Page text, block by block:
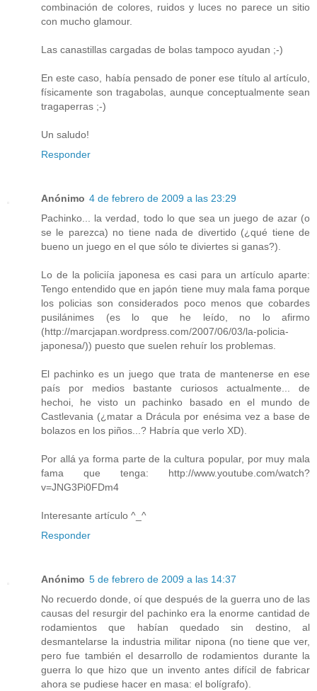
combinación de colores, ruidos y luces no parece un sitio
con mucho glamour.
Las canastillas cargadas de bolas tampoco ayudan ;-)
En este caso, había pensado de poner ese título al artículo,
físicamente son tragabolas, aunque conceptualmente sean
tragaperras ;-)
Un saludo!
Responder
Anónimo 4 de febrero de 2009 a las 23:29
Pachinko... la verdad, todo lo que sea un juego de azar (o
se le parezca) no tiene nada de divertido (¿qué tiene de
bueno un juego en el que sólo te diviertes si ganas?).
Lo de la policiía japonesa es casi para un artículo aparte:
Tengo entendido que en japón tiene muy mala fama porque
los policias son considerados poco menos que cobardes
pusilánimes (es lo que he leído, no lo afirmo
(http://marcjapan.wordpress.com/2007/06/03/la-policia-
japonesa/)) puesto que suelen rehuír los problemas.
El pachinko es un juego que trata de mantenerse en ese
país por medios bastante curiosos actualmente... de
hechoi, he visto un pachinko basado en el mundo de
Castlevania (¿matar a Drácula por enésima vez a base de
bolazos en los piños...? Habría que verlo XD).
Por allá ya forma parte de la cultura popular, por muy mala
fama que tenga: http://www.youtube.com/watch?
v=JNG3Pi0FDm4
Interesante artículo ^_^
Responder
Anónimo 5 de febrero de 2009 a las 14:37
No recuerdo donde, oí que después de la guerra uno de las
causas del resurgir del pachinko era la enorme cantidad de
rodamientos que habían quedado sin destino, al
desmantelarse la industria militar nipona (no tiene que ver,
pero fue también el desarrollo de rodamientos durante la
guerra lo que hizo que un invento antes difícil de fabricar
ahora se pudiese hacer en masa: el bolígrafo).